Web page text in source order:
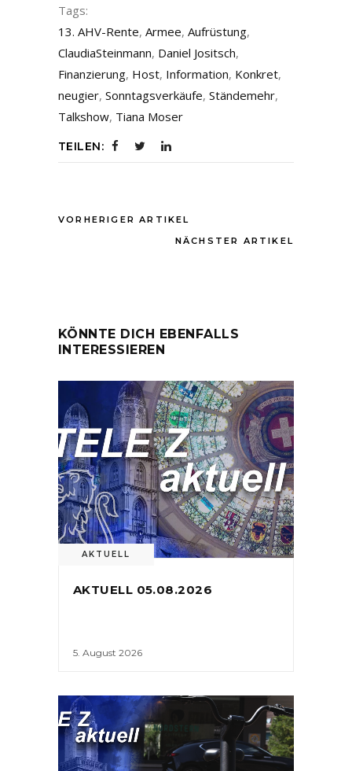
Tags:
13. AHV-Rente, Armee, Aufrüstung,
ClaudiaSteinmann, Daniel Jositsch,
Finanzierung, Host, Information, Konkret,
neugier, Sonntagsverkäufe, Ständemehr,
Talkshow, Tiana Moser
TEILEN:
VORHERIGER ARTIKEL
NÄCHSTER ARTIKEL
KÖNNTE DICH EBENFALLS
INTERESSIEREN
AKTUELL
AKTUELL 05.08.2026
5. August 2026